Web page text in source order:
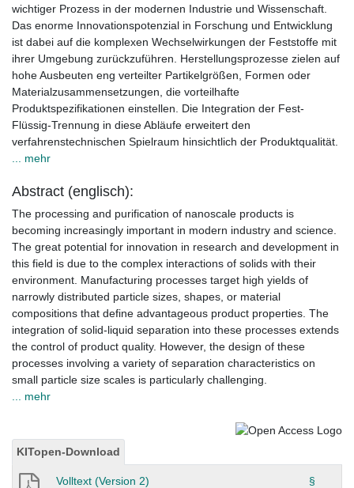
wichtiger Prozess in der modernen Industrie und Wissenschaft.
Das enorme Innovationspotenzial in Forschung und Entwicklung
ist dabei auf die komplexen Wechselwirkungen der Feststoffe mit
ihrer Umgebung zurückzuführen. Herstellungsprozesse zielen auf
hohe Ausbeuten eng verteilter Partikelgrößen, Formen oder
Materialzusammensetzungen, die vorteilhafte
Produktspezifikationen einstellen. Die Integration der Fest-
Flüssig-Trennung in diese Abläufe erweitert den
verfahrenstechnischen Spielraum hinsichtlich der Produktqualität.
... mehr
Abstract (englisch):
The processing and purification of nanoscale products is
becoming increasingly important in modern industry and science.
The great potential for innovation in research and development in
this field is due to the complex interactions of solids with their
environment. Manufacturing processes target high yields of
narrowly distributed particle sizes, shapes, or material
compositions that define advantageous product properties. The
integration of solid-liquid separation into these processes extends
the control of product quality. However, the design of these
processes involving a variety of separation characteristics on
small particle size scales is particularly challenging.
... mehr
KITopen-Download
Volltext (Version 2) §